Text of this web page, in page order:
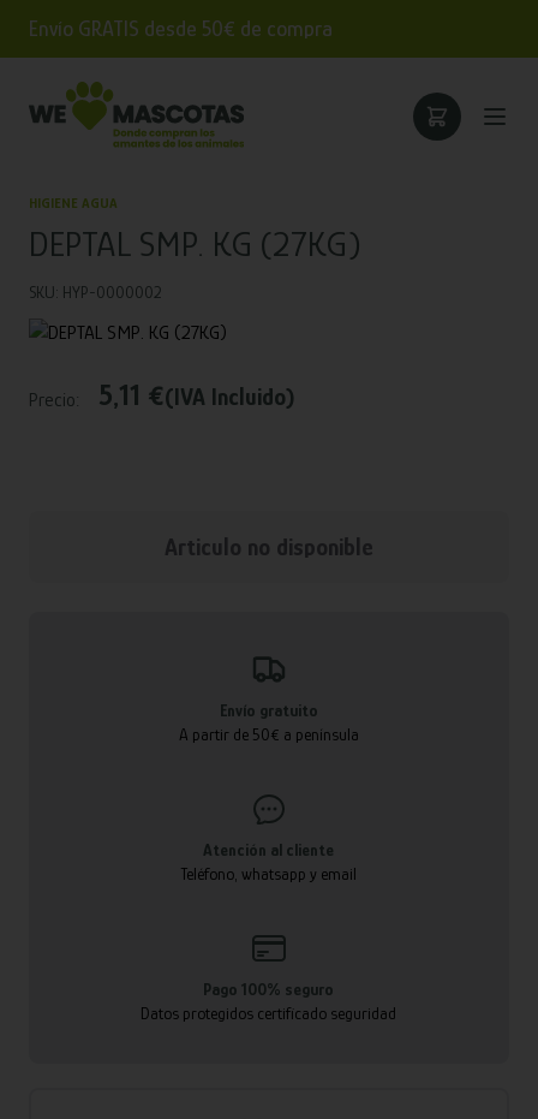
Envío GRATIS desde 50€ de compra
HIGIENE AGUA
DEPTAL SMP. KG (27KG)
SKU: HYP-0000002
Precio: 5,11 €(IVA Incluido)
Articulo no disponible
Envío gratuito
A partir de 50€ a península
Atención al cliente
Teléfono, whatsapp y email
Pago 100% seguro
Datos protegidos certificado seguridad